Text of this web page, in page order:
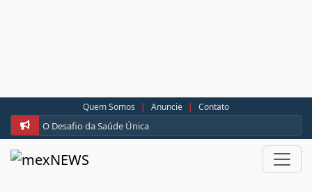
O Desafio da Saúde Única
Quem Somos | Anuncie | Contato